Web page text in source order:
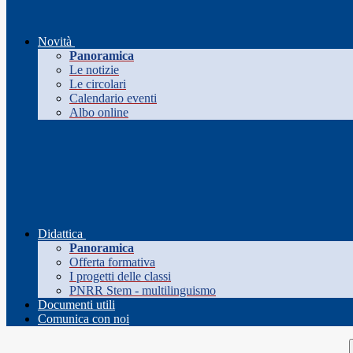
Novità
Panoramica
Le notizie
Le circolari
Calendario eventi
Albo online
Didattica
Panoramica
Offerta formativa
I progetti delle classi
PNRR Stem - multilinguismo
Documenti utili
Comunica con noi